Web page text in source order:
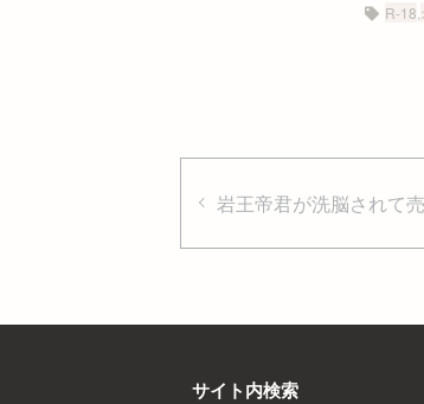
R-18
岩王帝君が洗脳されて
サイト内検索